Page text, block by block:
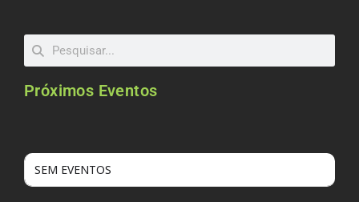
Próximos Eventos
SEM EVENTOS